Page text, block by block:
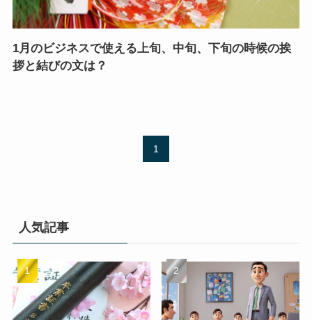
1月のビジネスで使える上旬、中旬、下旬の時候の挨
拶と結びの文は？
1
人気記事